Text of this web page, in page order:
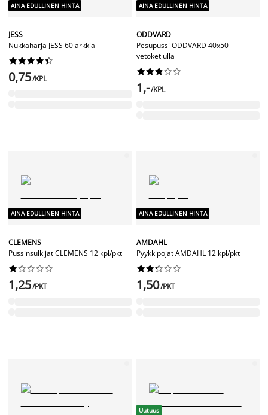
AINA EDULLINEN HINTA
JESS
Nukkaharja JESS 60 arkkia






0,75/KPL
AINA EDULLINEN HINTA
ODDVARD
Pesupussi ODDVARD 40x50
vetoketjulla






1,-/KPL
AINA EDULLINEN HINTA
CLEMENS
Pussinsulkijat CLEMENS 12 kpl/pkt






1,25/PKT
AINA EDULLINEN HINTA
AMDAHL
Pyykkipojat AMDAHL 12 kpl/pkt






1,50/PKT
Uutuus